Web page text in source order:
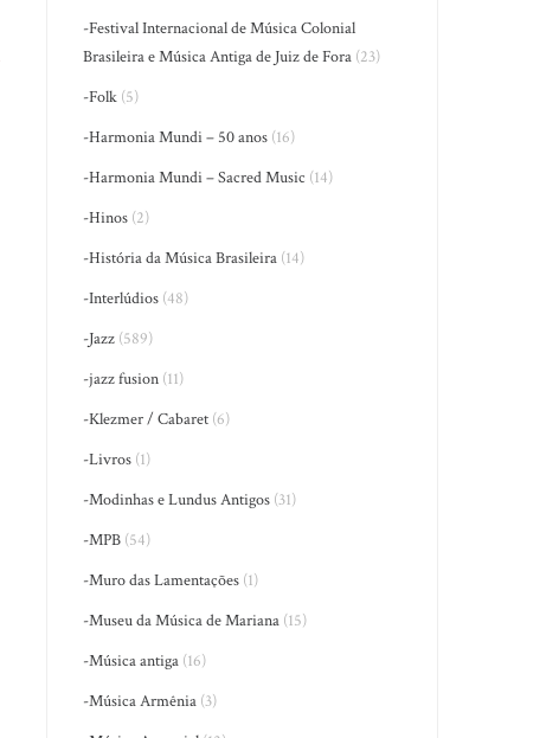
-Festival Internacional de Música Colonial
Brasileira e Música Antiga de Juiz de Fora (23)
-Folk (5)
-Harmonia Mundi – 50 anos (16)
-Harmonia Mundi – Sacred Music (14)
-Hinos (2)
-História da Música Brasileira (14)
-Interlúdios (48)
-Jazz (589)
-jazz fusion (11)
-Klezmer / Cabaret (6)
-Livros (1)
-Modinhas e Lundus Antigos (31)
-MPB (54)
-Muro das Lamentações (1)
-Museu da Música de Mariana (15)
-Música antiga (16)
-Música Armênia (3)